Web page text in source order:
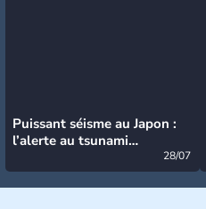
Puissant séisme au Japon :
l’alerte au tsunami
28/07